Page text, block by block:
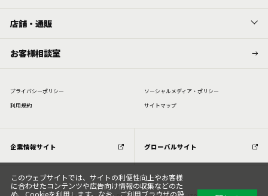
店舗・通販
お客様相談室
プライバシーポリシー
ソーシャルメディア・ポリシー
利⽤規約
サイトマップ
企業情報サイト グローバルサイト
このウェブサイトでは、サイトの利便性向上やお客様
に合わせたコンテンツや広告向け情報の収集などのた
め、Cookieを利用します。なお、ご利用ブラウザの設